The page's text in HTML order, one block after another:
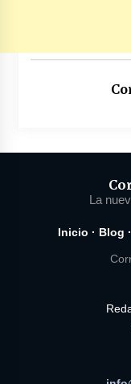
La
Inicio · Blog ·